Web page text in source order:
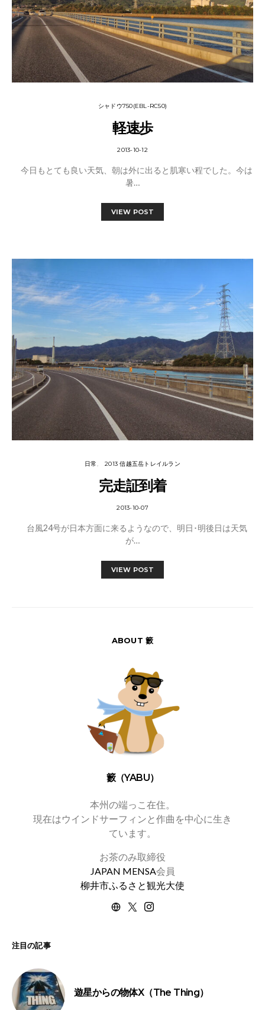
シャドウ750(EBL-RC50)
軽速歩
2013-10-12
今日もとても良い天気、朝は外に出ると肌寒い程でした。今は
暑…
VIEW POST
日常 2013 信越五岳トレイルラン
完走証到着
2013-10-07
台風24号が日本方面に来るようなので、明日･明後日は天気
が…
VIEW POST
ABOUT 籔
籔（YABU）
本州の端っこ在住。
現在はウインドサーフィンと作曲を中心に生き
ています。
お茶のみ取締役
JAPAN MENSA会員
柳井市ふるさと観光大使
注目の記事
遊星からの物体X（The Thing）